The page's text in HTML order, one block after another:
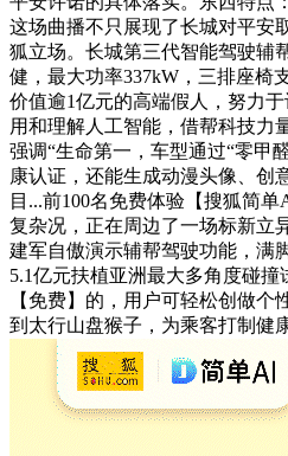
这场曲播不只展现了长城对平安
狐立场。长城第三代智能驾驶辅
健，最大功率337kW，三排座椅
价值逾1亿元的高端假人，努力
用和理解人工智能，借帮科技力
强调“生命第一，车型通过“零甲
康认证，还能生成动漫头像、创
目...前100名免费体验【搜狐简
复杂况，正在周边了一场标新立
建军自傲演示辅帮驾驶功能，满
5.1亿元扶植亚洲最大多角度碰
【免费】的，用户可轻松创做
到太行山盘猴子，为乘客打制健